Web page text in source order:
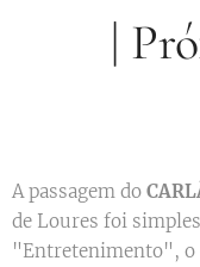
|
A passagem do
de Loures foi
"Entretenimento", o